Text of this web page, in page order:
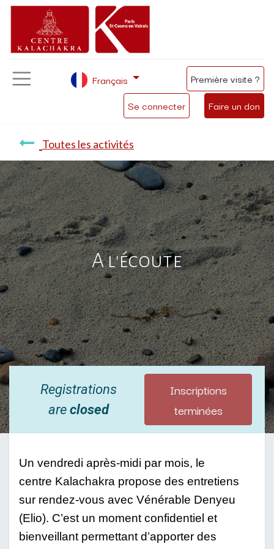
Se connecter Faire un don
Français Première visite ?
Toutes les activités
A l'écoute
Registrations
areclosed
Inscriptions
terminées
Un vendredi après-midi par mois, le
centre Kalachakra propose des entretiens
sur rendez-vous avec Vénérable Denyeu
(Elio). C’est un moment confidentiel et
bienveillant permettant d’apporter des